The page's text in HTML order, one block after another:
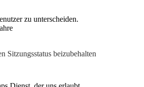
zu unterscheiden.
Sitzungsstatus beizubehalten